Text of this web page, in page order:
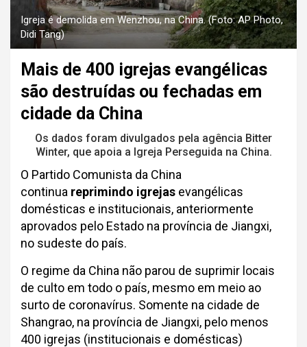
Igreja é demolida em Wenzhou, na China. (Foto: AP Photo,
Didi Tang)
Mais de 400 igrejas evangélicas
são destruídas ou fechadas em
cidade da China
Os dados foram divulgados pela agência Bitter
Winter, que apoia a Igreja Perseguida na China.
O Partido Comunista da China
continua reprimindo igrejas evangélicas
domésticas e institucionais, anteriormente
aprovados pelo Estado na província de Jiangxi,
no sudeste do país.
O regime da China não parou de suprimir locais
de culto em todo o país, mesmo em meio ao
surto de coronavírus. Somente na cidade de
Shangrao, na província de Jiangxi, pelo menos
400 igrejas (institucionais e domésticas)